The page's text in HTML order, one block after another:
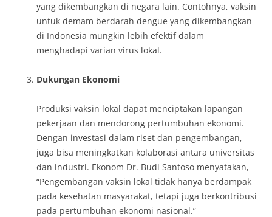
yang dikembangkan di negara lain. Contohnya, vaksin
untuk demam berdarah dengue yang dikembangkan
di Indonesia mungkin lebih efektif dalam
menghadapi varian virus lokal.
Dukungan Ekonomi
Produksi vaksin lokal dapat menciptakan lapangan
pekerjaan dan mendorong pertumbuhan ekonomi.
Dengan investasi dalam riset dan pengembangan,
juga bisa meningkatkan kolaborasi antara universitas
dan industri. Ekonom Dr. Budi Santoso menyatakan,
“Pengembangan vaksin lokal tidak hanya berdampak
pada kesehatan masyarakat, tetapi juga berkontribusi
pada pertumbuhan ekonomi nasional.”